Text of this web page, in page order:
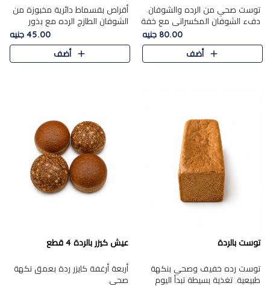
توست صحي من الرده والشوفان.
دفء الشوفان المكسراتي مع خفة
80.00 جنيه
أضف
أقراص بقسماط دائرية مخبوزة من
الشوفان الطازج الرده مع بذور
مختارة. قرمشة الحبوب والبذور،
بداية صحية لكل صباح.
45.00 جنيه
أضف
توست بالردة
توست رده خفيف وصحي بنكهة
طبيعية. تغذية بسيطة تبدأ اليوم
عيش كيزر بالردة 4 قطع
أربعة أرغفة كايزر ردة بعمق نكهة
صحي.